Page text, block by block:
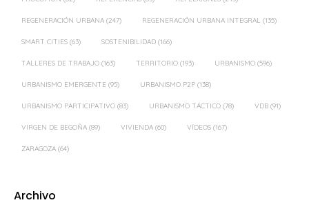
REGENERACIÓN URBANA (247) REGENERACIÓN URBANA INTEGRAL (135)
SMART CITIES (63) SOSTENIBILIDAD (166)
TALLERES DE TRABAJO (163) TERRITORIO (193) URBANISMO (596)
URBANISMO EMERGENTE (95) URBANISMO P2P (138)
URBANISMO PARTICIPATIVO (83) URBANISMO TÁCTICO (78) VDB (91)
VIRGEN DE BEGOÑA (89) VIVIENDA (60) VÍDEOS (167)
ZARAGOZA (64)
Archivo